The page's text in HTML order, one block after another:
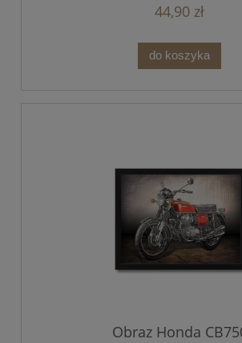
44,90 zł
do koszyka
Obraz Honda